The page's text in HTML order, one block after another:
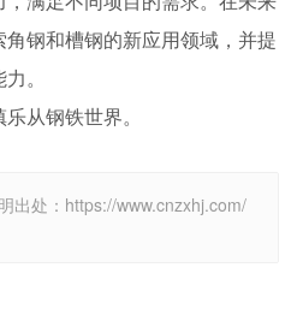
钢和槽钢的新应用领域，并提
。
从钢铁世界。
出处：https://www.cnzxhj.com/